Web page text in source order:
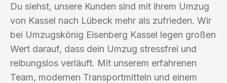
Du siehst, unsere Kunden sind mit ihrem Umzug
von Kassel nach Lübeck mehr als zufrieden. Wir
bei Umzugskönig Eisenberg Kassel legen großen
Wert darauf, dass dein Umzug stressfrei und
reibungslos verläuft. Mit unserem erfahrenen
Team, modernen Transportmitteln und einem